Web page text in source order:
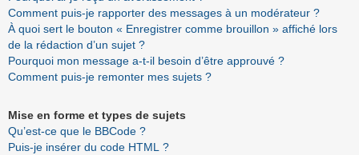
Comment puis-je rapporter des messages à un modérateur ?
À quoi sert le bouton « Enregistrer comme brouillon » affiché lors
de la rédaction d’un sujet ?
Pourquoi mon message a-t-il besoin d’être approuvé ?
Comment puis-je remonter mes sujets ?
Mise en forme et types de sujets
Qu’est-ce que le BBCode ?
Puis-je insérer du code HTML ?